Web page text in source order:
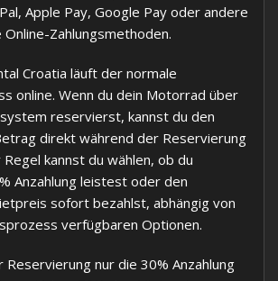
Apple Pay, Google Pay oder andere
Zahlungsmethoden.
Croatia läuft der normale
online. Wenn du dein Motorrad über
reservierst, kannst du den
direkt während der Reservierung
kannst du wählen, ob du
Anzahlung leistest oder den
sofort bezahlst, abhängig von
verfügbaren Optionen.
Reservierung nur die 30% Anzahlung